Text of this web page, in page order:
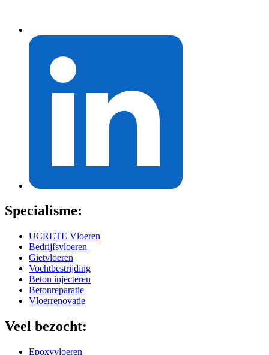
Specialisme:
UCRETE Vloeren
Bedrijfsvloeren
Gietvloeren
Vochtbestrijding
Beton injecteren
Betonreparatie
Vloerrenovatie
Veel bezocht:
Epoxyvloeren